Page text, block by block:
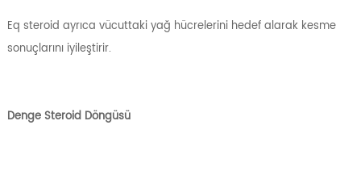
Eq steroid ayrıca vücuttaki yağ hücrelerini hedef alarak kesme
sonuçlarını iyileştirir.
Denge Steroid Döngüsü